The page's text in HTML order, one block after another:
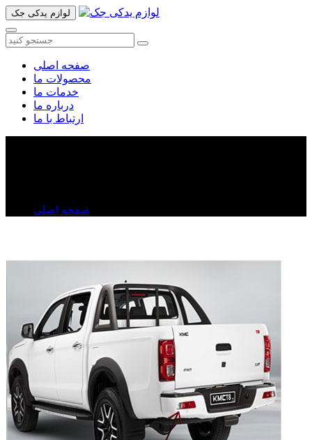
لوازم یدکی جک
صفحه اصلی
محصولات ما
خدمات ما
درباره ما
ارتباط با ما
صفحه اصلی